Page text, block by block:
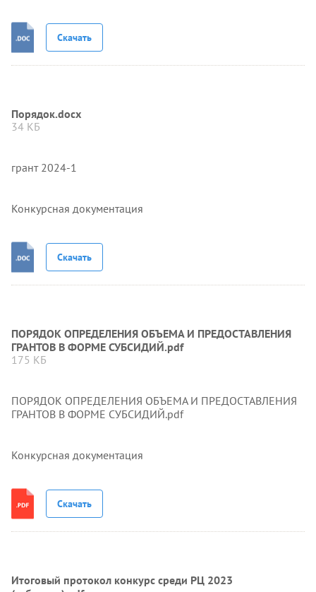
Скачать
Порядок.docx
34 КБ
грант 2024-1
Конкурсная документация
Скачать
ПОРЯДОК ОПРЕДЕЛЕНИЯ ОБЪЕМА И ПРЕДОСТАВЛЕНИЯ
ГРАНТОВ В ФОРМЕ СУБСИДИЙ.pdf
175 КБ
ПОРЯДОК ОПРЕДЕЛЕНИЯ ОБЪЕМА И ПРЕДОСТАВЛЕНИЯ
ГРАНТОВ В ФОРМЕ СУБСИДИЙ.pdf
Конкурсная документация
Скачать
Итоговый протокол конкурс среди РЦ 2023